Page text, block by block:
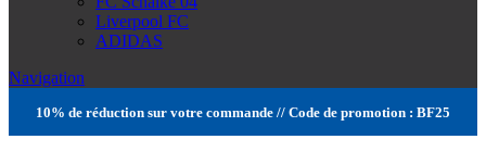
Liverpool FC
ADIDAS
Navigation
10% de réduction sur votre commande // Code de promotion : BF25